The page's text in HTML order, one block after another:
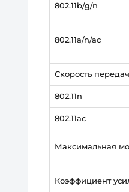
802.11b/g/n
802.11a/n/ac
Скорость
802.11n
802.11ac
Максимальная
Коэффициент